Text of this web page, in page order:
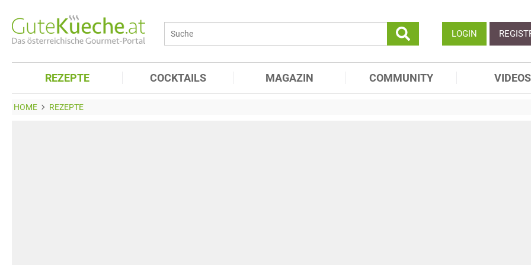
LOGIN
REZEPTE COCKTAILS MAGAZIN COMMUNITY VIDEOS
HOME REZEPTE